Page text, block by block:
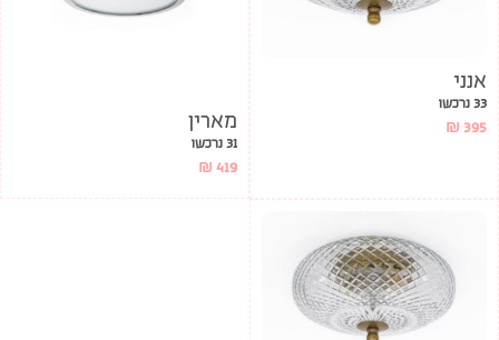
אנני
33 נרכשו
₪ 395 מארין
31 נרכשו
₪ 419